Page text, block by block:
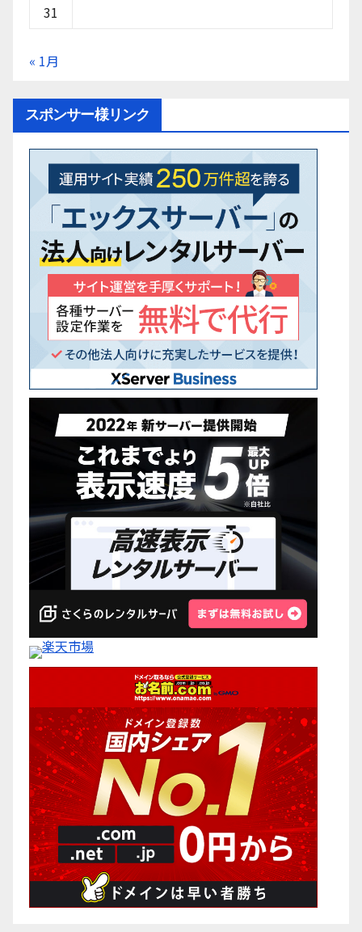
31
« 1月
スポンサー様リンク